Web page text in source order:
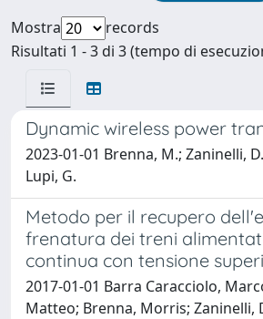
Mostra
records
Risultati 1 - 3 di 3 (tempo di
Dynamic wireless power
2023-01-01 Brenna, M.; Zaninelli,
Lupi, G.
Metodo per il recupero
frenatura dei treni
continua con tensione
2017-01-01 Barra Caracciolo,
Matteo; Brenna, Morris; Zaninelli,